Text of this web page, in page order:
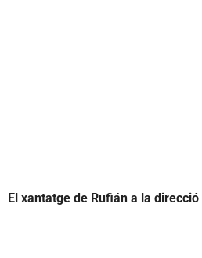
El xantatge de Rufián a la direcció